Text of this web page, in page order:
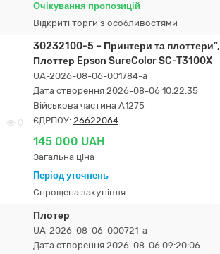
Очікування пропозицій
Відкриті торги з особливостями
0
30232100-5 – Принтери та плоттери”,
Плоттер Epson SureColor SC-T3100X
UA-2026-08-06-001784-a
Дата створення 2026-08-06 10:22:35
Військова частина А1275
ЄДРПОУ: 26622064
145 000 UAH
Загальна ціна
Період уточнень
Спрощена закупівля
Плотер
UA-2026-08-06-000721-a
Дата створення 2026-08-06 09:20:06